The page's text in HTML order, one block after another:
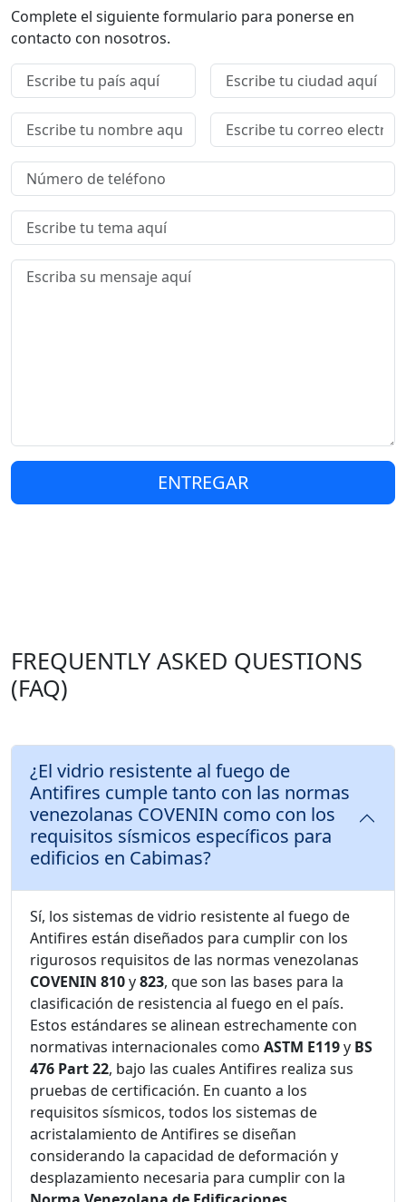
Complete el siguiente formulario para ponerse en
contacto con nosotros.
ENTREGAR
FREQUENTLY ASKED QUESTIONS
(FAQ)
¿El vidrio resistente al fuego de
Antifires cumple tanto con las normas
venezolanas COVENIN como con los
requisitos sísmicos específicos para
edificios en Cabimas?
Sí, los sistemas de vidrio resistente al fuego de
Antifires están diseñados para cumplir con los
rigurosos requisitos de las normas venezolanas
COVENIN 810y823, que son las bases para la
clasificación de resistencia al fuego en el país.
Estos estándares se alinean estrechamente con
normativas internacionales como ASTM E119y BS
476 Part 22, bajo las cuales Antifires realiza sus
pruebas de certificación. En cuanto a los
requisitos sísmicos, todos los sistemas de
acristalamiento de Antifires se diseñan
considerando la capacidad de deformación y
desplazamiento necesaria para cumplir con la